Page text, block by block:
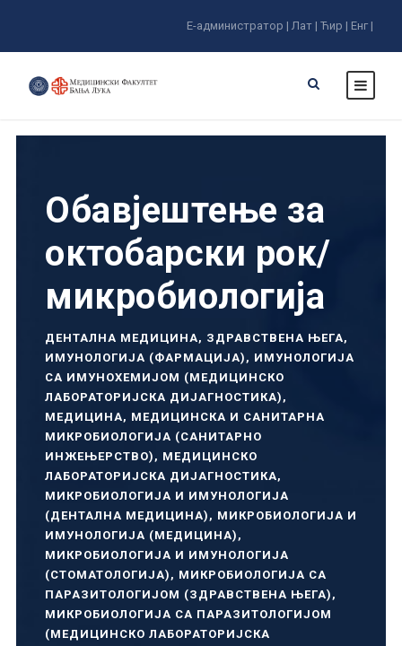
Е-администратор | Лат | Ћир | Енг |
Обавјештење за
октобарски рок/
микробиологија
ДЕНТАЛНА МЕДИЦИНА, ЗДРАВСТВЕНА ЊЕГА,
ИМУНОЛОГИЈА (ФАРМАЦИЈА) , ИМУНОЛОГИЈА
СА ИМУНОХЕМИЈОМ (МЕДИЦИНСКО
ЛАБОРАТОРИЈСКА ДИЈАГНОСТИКА) ,
МЕДИЦИНА, МЕДИЦИНСКА И САНИТАРНА
МИКРОБИОЛОГИЈА (САНИТАРНО
ИНЖЕЊЕРСТВО) , МЕДИЦИНСКО
ЛАБОРАТОРИЈСКА ДИЈАГНОСТИКА,
МИКРОБИОЛОГИЈА И ИМУНОЛОГИЈА
(ДЕНТАЛНА МЕДИЦИНА) , МИКРОБИОЛОГИЈА И
ИМУНОЛОГИЈА (МЕДИЦИНА) ,
МИКРОБИОЛОГИЈА И ИМУНОЛОГИЈА
(СТОМАТОЛОГИЈА) , МИКРОБИОЛОГИЈА СА
ПАРАЗИТОЛОГИЈОМ (ЗДРАВСТВЕНА ЊЕГА) ,
МИКРОБИОЛОГИЈА СА ПАРАЗИТОЛОГИЈОМ
(МЕДИЦИНСКО ЛАБОРАТОРИЈСКА